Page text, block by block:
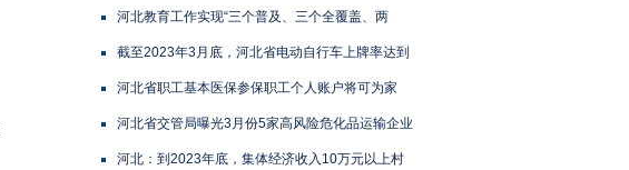
河北教育工作实现“三个普及、三个全覆盖、两
截至2023年3月底，河北省电动自行车上牌率达到
河北省职工基本医保参保职工个人账户将可为家
河北省交管局曝光3月份5家高风险危化品运输企业
河北：到2023年底，集体经济收入10万元以上村